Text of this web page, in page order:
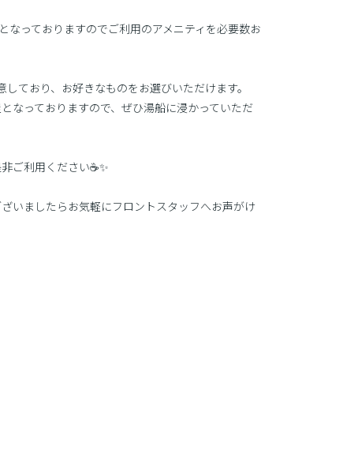
っておりますのでご利用のアメニティを必要数お
ており、お好きなものをお選びいただけます。
なっておりますので、ぜひ湯船に浸かっていただ
ご利用ください☕✨
いましたらお気軽にフロントスタッフへお声がけ